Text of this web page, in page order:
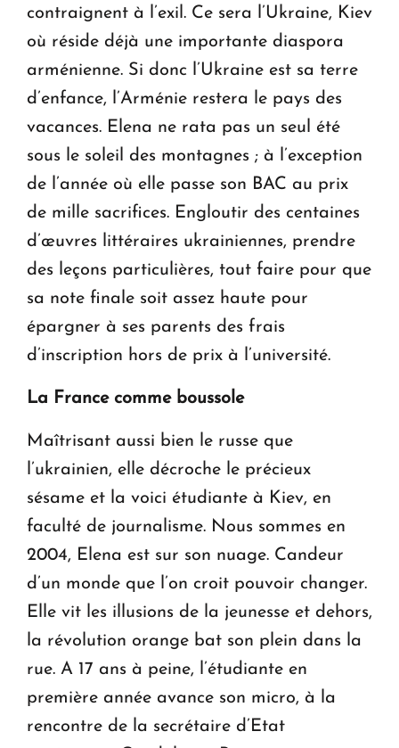
contraignent à l’exil. Ce sera l’Ukraine, Kiev
où réside déjà une importante diaspora
arménienne. Si donc l’Ukraine est sa terre
d’enfance, l’Arménie restera le pays des
vacances. Elena ne rata pas un seul été
sous le soleil des montagnes ; à l’exception
de l’année où elle passe son BAC au prix
de mille sacrifices. Engloutir des centaines
d’œuvres littéraires ukrainiennes, prendre
des leçons particulières, tout faire pour que
sa note finale soit assez haute pour
épargner à ses parents des frais
d’inscription hors de prix à l’université.
La France comme boussole
Maîtrisant aussi bien le russe que
l’ukrainien, elle décroche le précieux
sésame et la voici étudiante à Kiev, en
faculté de journalisme. Nous sommes en
2004, Elena est sur son nuage. Candeur
d’un monde que l’on croit pouvoir changer.
Elle vit les illusions de la jeunesse et dehors,
la révolution orange bat son plein dans la
rue. A 17 ans à peine, l’étudiante en
première année avance son micro, à la
rencontre de la secrétaire d’Etat